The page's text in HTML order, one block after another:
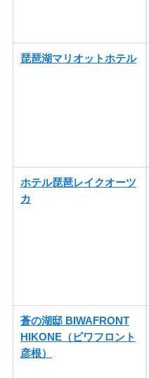
琵琶湖マリオットホテル
ホテル琵琶レイクオーツ
カ
蒼の湖邸 BIWAFRONT
HIKONE（ビワフロント
彦根）